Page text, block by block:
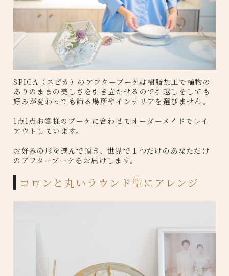
SPICA（スピカ）のアフターブーケは樹脂加工で植物の
ありのままの美しさを引き立たせるので引越しをしても
好みが変わっても飾る場所やインテリアを選びません。
1点1点お客様のブーケに合わせてオーダーメイドでレイ
アウトしています。
お好みの形を選んで頂き、世界で１つだけのあなただけ
のアフターブーケをお届けします。
コロンと丸いラウンド型にアレンジ